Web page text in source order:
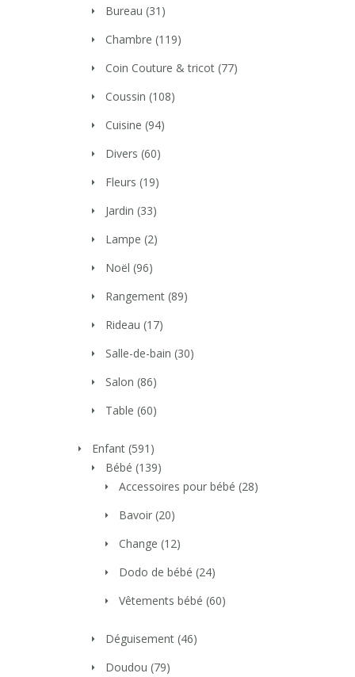
Bureau (31)
Chambre (119)
Coin Couture & tricot (77)
Coussin (108)
Cuisine (94)
Divers (60)
Fleurs (19)
Jardin (33)
Lampe (2)
Noël (96)
Rangement (89)
Rideau (17)
Salle-de-bain (30)
Salon (86)
Table (60)
Enfant (591)
Bébé (139)
Accessoires pour bébé (28)
Bavoir (20)
Change (12)
Dodo de bébé (24)
Vêtements bébé (60)
Déguisement (46)
Doudou (79)